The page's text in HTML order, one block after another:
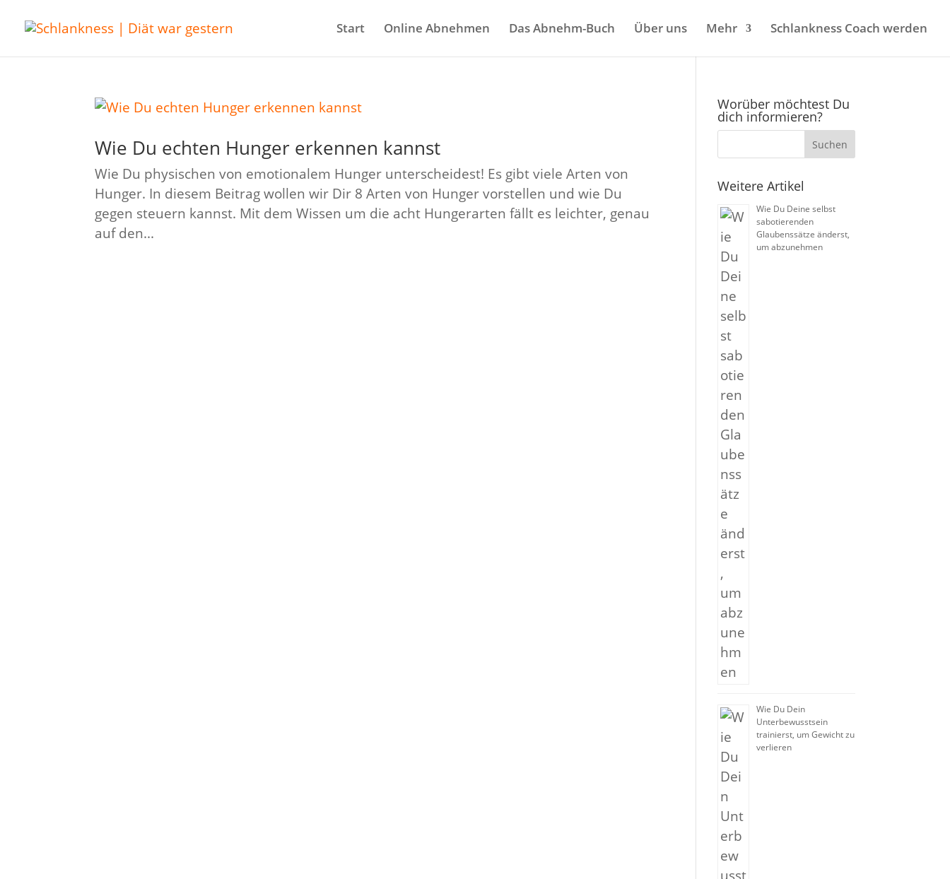
Start Online Abnehmen Das Abnehm-Buch Über uns Mehr Schlankness Coach werden
Wie Du echten Hunger erkennen kannst
Wie Du physischen von emotionalem Hunger unterscheidest! Es gibt viele Arten von
Hunger. In diesem Beitrag wollen wir Dir 8 Arten von Hunger vorstellen und wie Du
gegen steuern kannst. Mit dem Wissen um die acht Hungerarten fällt es leichter, genau
auf den...
Worüber möchtest Du
dich informieren?
Weitere Artikel
Wie Du Deine selbst
sabotierenden
Glaubenssätze änderst,
um abzunehmen
Wie Du Dein
Unterbewusstsein
trainierst, um Gewicht zu
verlieren